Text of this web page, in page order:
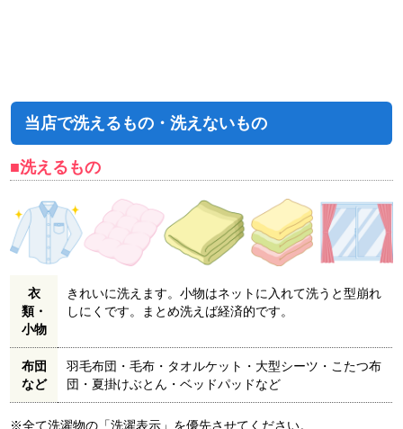
当店で洗えるもの・洗えないもの
■洗えるもの
衣
類・
小物
きれいに洗えます。小物はネットに入れて洗うと型崩れ
しにくです。まとめ洗えば経済的です。
布団
など
羽毛布団・毛布・タオルケット・大型シーツ・こたつ布
団・夏掛けぶとん・ベッドパッドなど
※全て洗濯物の「洗濯表示」を優先させてください。